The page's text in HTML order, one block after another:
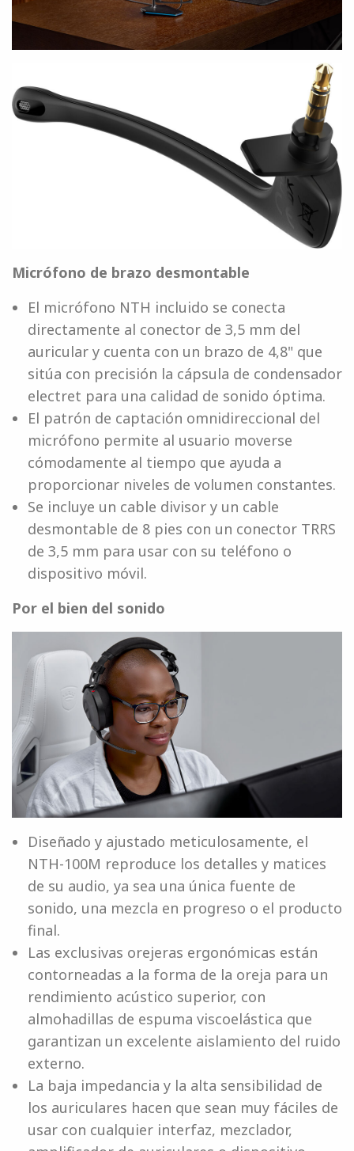
Micrófono de brazo desmontable
El micrófono NTH incluido se conecta
directamente al conector de 3,5 mm del
auricular y cuenta con un brazo de 4,8" que
sitúa con precisión la cápsula de condensador
electret para una calidad de sonido óptima.
El patrón de captación omnidireccional del
micrófono permite al usuario moverse
cómodamente al tiempo que ayuda a
proporcionar niveles de volumen constantes.
Se incluye un cable divisor y un cable
desmontable de 8 pies con un conector TRRS
de 3,5 mm para usar con su teléfono o
dispositivo móvil.
Por el bien del sonido
Diseñado y ajustado meticulosamente, el
NTH-100M reproduce los detalles y matices
de su audio, ya sea una única fuente de
sonido, una mezcla en progreso o el producto
final.
Las exclusivas orejeras ergonómicas están
contorneadas a la forma de la oreja para un
rendimiento acústico superior, con
almohadillas de espuma viscoelástica que
garantizan un excelente aislamiento del ruido
externo.
La baja impedancia y la alta sensibilidad de
los auriculares hacen que sean muy fáciles de
usar con cualquier interfaz, mezclador,